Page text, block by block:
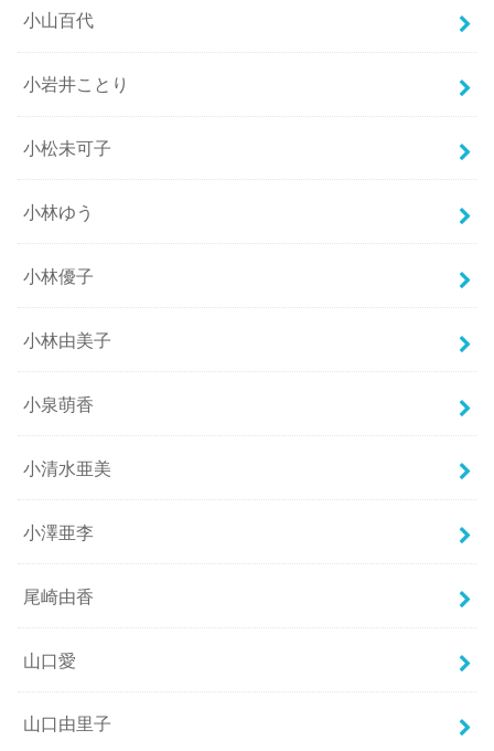
小山百代
小岩井ことり
小松未可子
小林ゆう
小林優子
小林由美子
小泉萌香
小清水亜美
小澤亜李
尾崎由香
山口愛
山口由里子